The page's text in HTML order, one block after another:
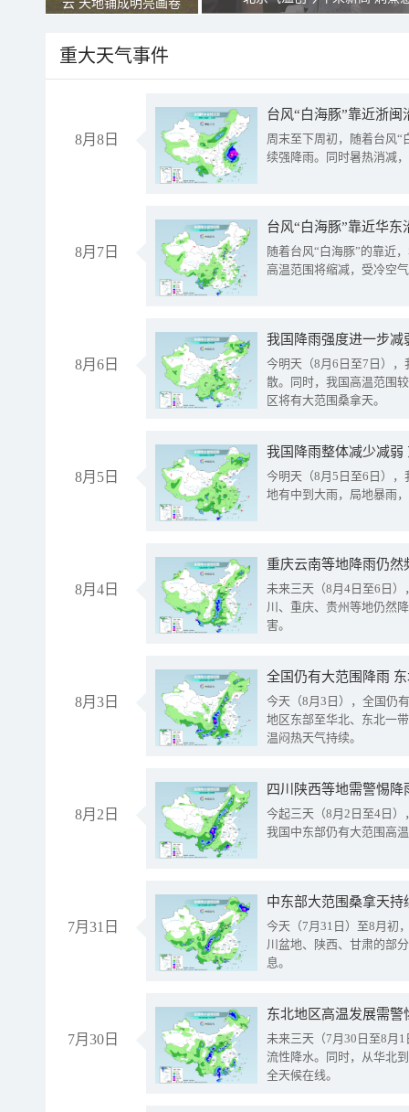
云 天地铺成明亮画卷
重大天气事件
8月8日
台风“白海豚”靠近浙
周末至下周初，随着台风“
续强降雨。同时暑热消减
8月7日
台风“白海豚”靠近华
随着台风“白海豚”的靠近
高温范围将缩减，受冷空
8月6日
今明天（8月6日至7日）
散。同时，我国高温范围
区将有大范围桑拿天。
8月5日
我国降雨整体减少减弱
今明天（8月5日至6日）
地有中到大雨，局地暴雨
8月4日
重庆云南等地降雨仍然
未来三天（8月4日至6日
川、重庆、贵州等地仍然
害。
8月3日
全国仍有大范围降雨
今天（8月3日），全国仍
地区东部至华北、东北一
温闷热天气持续。
8月2日
今起三天（8月2日至4日
我国中东部仍有大范围高
7月31日
中东部大范围桑拿天
今天（7月31日）至8月初
川盆地、陕西、甘肃的部
息。
7月30日
东北地区高温发展需
未来三天（7月30日至8月
流性降水。同时，从华北
全天候在线。